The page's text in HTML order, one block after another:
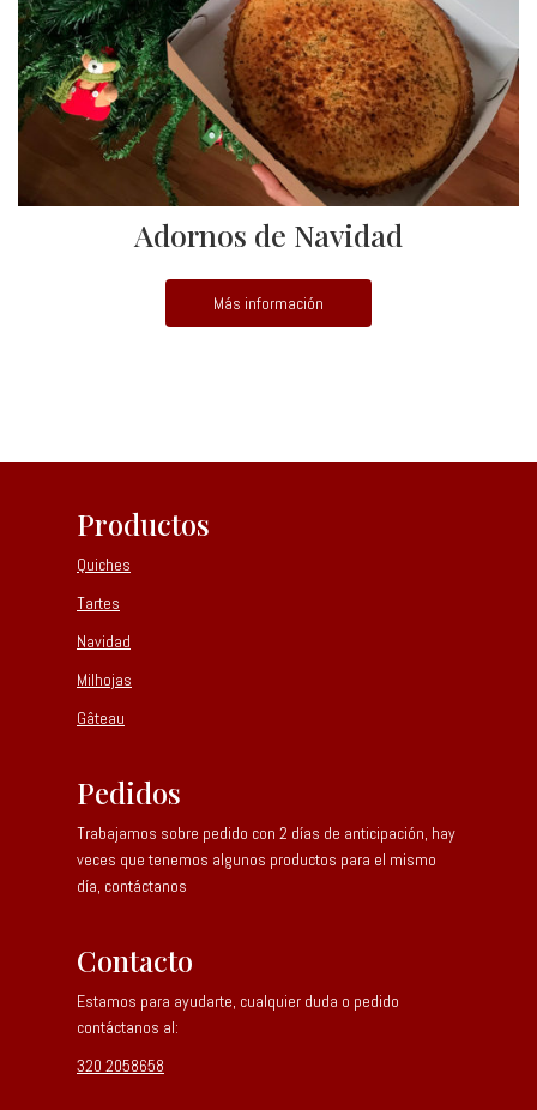
Adornos de Navidad
Más información
Productos
Quiches
Tartes
Navidad
Milhojas
Gâteau
Pedidos
Trabajamos sobre pedido con 2 días de anticipación, hay
veces que tenemos algunos productos para el mismo
día, contáctanos
Contacto
Estamos para ayudarte, cualquier duda o pedido
contáctanos al:
320 2058658